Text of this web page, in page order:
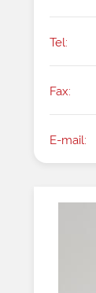
Tel:
Fax:
E-mail: